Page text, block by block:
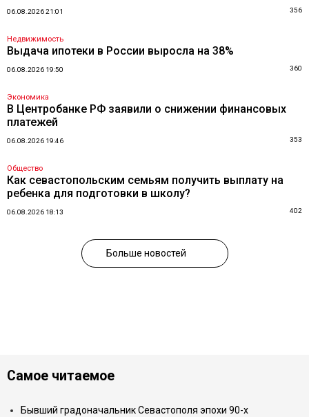
06.08.2026 21:01 356
Недвижимость
Выдача ипотеки в России выросла на 38%
06.08.2026 19:50 360
Экономика
В Центробанке РФ заявили о снижении финансовых
платежей
06.08.2026 19:46 353
Общество
Как севастопольским семьям получить выплату на
ребенка для подготовки в школу?
06.08.2026 18:13 402
Больше новостей
Самое читаемое
Бывший градоначальник Севастополя эпохи 90-х